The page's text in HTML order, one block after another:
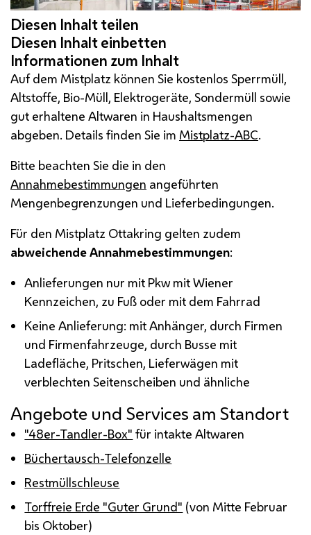
Auf dem Mistplatz können Sie kostenlos Sperrmüll,
Altstoffe, Bio-Müll, Elektrogeräte, Sondermüll sowie
gut erhaltene Altwaren in Haushaltsmengen
abgeben. Details finden Sie im Mistplatz-ABC.
Bitte beachten Sie die in den
Annahmebestimmungen angeführten
Mengenbegrenzungen und Lieferbedingungen.
Für den Mistplatz Ottakring gelten zudem
abweichende Annahmebestimmungen:
Anlieferungen nur mit Pkw mit Wiener
Kennzeichen, zu Fuß oder mit dem Fahrrad
Keine Anlieferung: mit Anhänger, durch Firmen
und Firmenfahrzeuge, durch Busse mit
Ladefläche, Pritschen, Lieferwägen mit
verblechten Seitenscheiben und ähnliche
Angebote und Services am Standort
"48er-Tandler-Box" für intakte Altwaren
Büchertausch-Telefonzelle
Restmüllschleuse
Torffreie Erde "Guter Grund" (von Mitte Februar
bis Oktober)